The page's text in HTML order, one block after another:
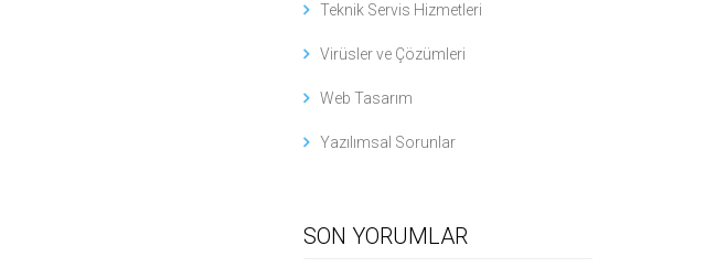
Teknik Servis Hizmetleri
Virüsler ve Çözümleri
Web Tasarım
Yazılımsal Sorunlar
SON YORUMLAR